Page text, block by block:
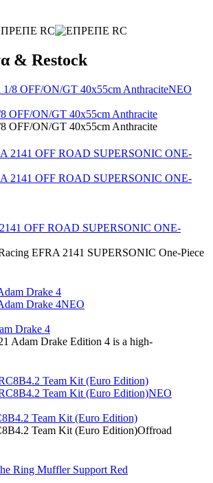
& Restock
ΝΕΟ
OFF/ON/GT 40x55cm Anthracite
OFF/ON/GT 40x55cm Anthracite
OFF ROAD SUPERSONIC ONE-
EFRA 2141 SUPERSONIC One-Piece
ΝΕΟ
Drake 4
Adam Drake Edition 4 is a high-
ΝΕΟ
Team Kit (Euro Edition)
Team Kit (Euro Edition)Offroad